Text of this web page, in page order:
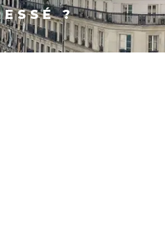
?